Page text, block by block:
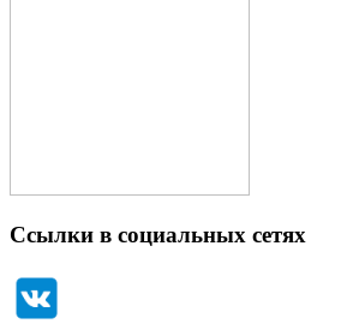
Ссылки в социальных сетях